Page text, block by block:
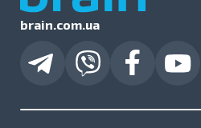
brain.com.ua